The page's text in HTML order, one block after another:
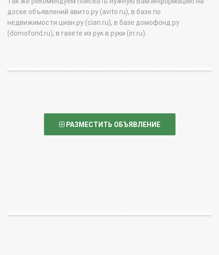
доске объявлений авито.ру (avito.ru), в базе по
недвижимости циан.ру (cian.ru), в базе домофонд.ру
(domofond.ru), в газете из рук в руки (irr.ru).
РАЗМЕСТИТЬ ОБЪЯВЛЕНИЕ